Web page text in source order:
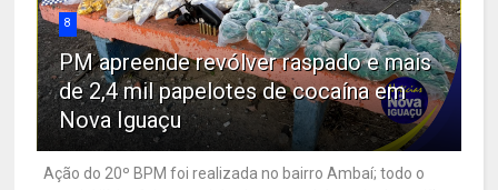
8
PM apreende revólver raspado e mais
de 2,4 mil papelotes de cocaína em
Nova Iguaçu
Ação do 20º BPM foi realizada no bairro Ambaí; todo o